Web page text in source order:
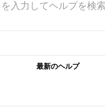
入力してヘルプを検
最新のヘルプ